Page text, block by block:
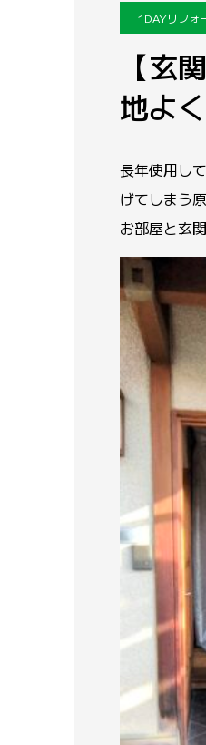
1DAYリフォ
【玄
地よ
長年使用し
げてしまう
お部屋と玄